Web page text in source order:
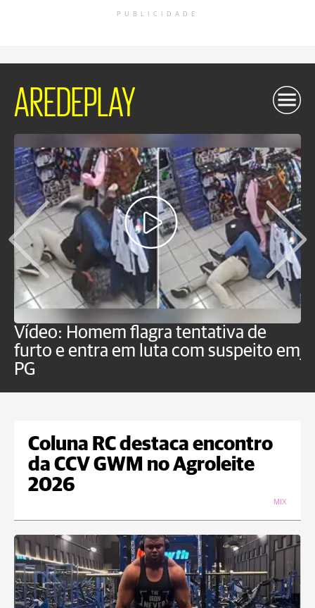
PUBLICIDADE
AREDEPLAY
Vídeo: Homem flagra tentativa de
furto e entra em luta com suspeito em
PG
Coluna RC destaca encontro
da CCV GWM no Agroleite
2026
MIX